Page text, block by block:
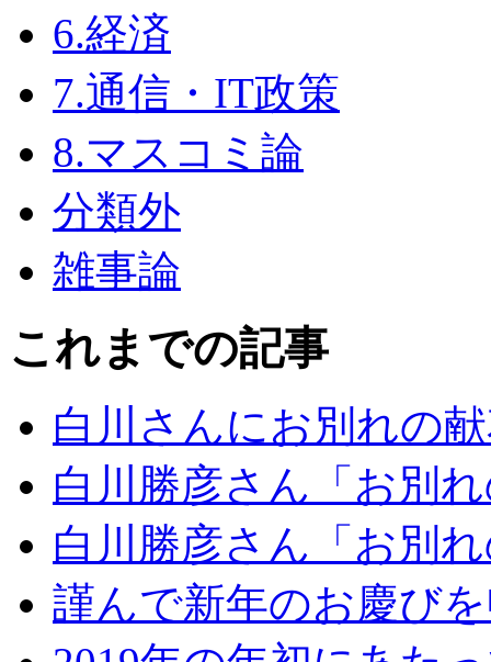
6.経済
7.通信・IT政策
8.マスコミ論
分類外
雑事論
これまでの記事
白川さんにお別れの
白川勝彦さん「お別
白川勝彦さん「お別
謹んで新年のお慶び